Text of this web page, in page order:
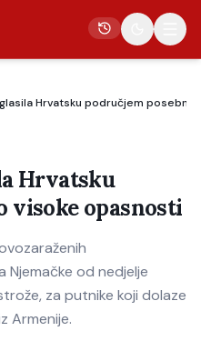
Hrvatsku područjem
Hrvatsku
visoke opasnosti
Njemačke od nedjelje
za putnike koji dolaze
Armenije.